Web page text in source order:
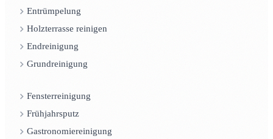
Entrümpelung
Holzterrasse reinigen
Endreinigung
Grundreinigung
Fensterreinigung
Frühjahrsputz
Gastronomiereinigung